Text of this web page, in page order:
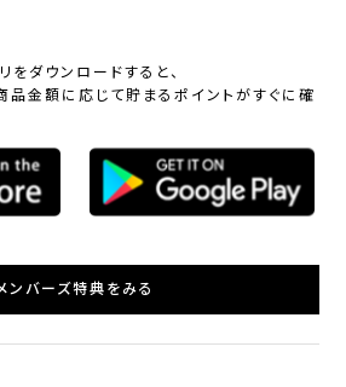
ダウンロードすると、
品金額に応じて貯まるポイントがすぐに確
ンバーズ特典をみる